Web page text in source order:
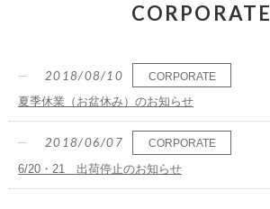
CORPORATE
2018/08/10 CORPORATE
夏季休業（お盆休み）のお知らせ
2018/06/07 CORPORATE
6/20・21 出荷停止のお知らせ